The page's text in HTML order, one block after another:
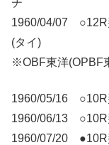
チ
1960/04/07 ○12R
(タイ)
※OBF東洋(OPBF
1960/05/16 ○10R
1960/06/13
1960/07/20